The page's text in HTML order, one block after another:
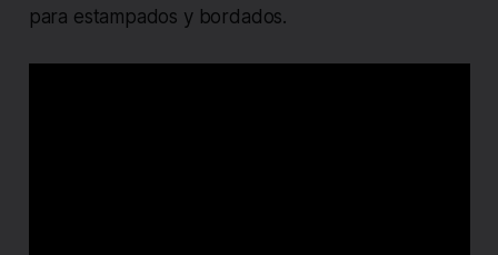
para estampados y bordados.